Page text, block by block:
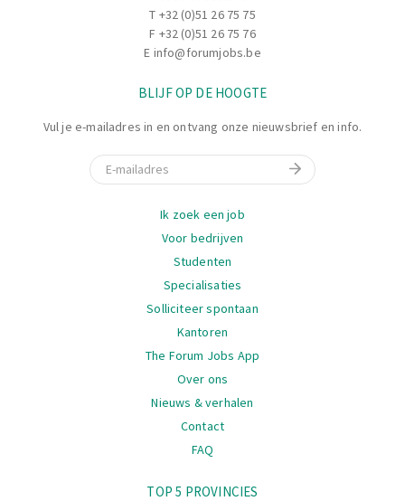
T +32 (0)51 26 75 75
F +32 (0)51 26 75 76
E info@forumjobs.be
BLIJF OP DE HOOGTE
Vul je e-mailadres in en ontvang onze nieuwsbrief en info.
E-mail
Ik zoek een job
Voor bedrijven
Studenten
Specialisaties
Solliciteer spontaan
Kantoren
The Forum Jobs App
Over ons
Nieuws & verhalen
Contact
FAQ
TOP 5 PROVINCIES